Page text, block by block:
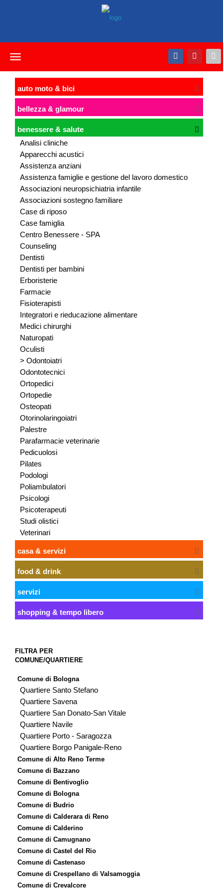
Toggle
auto moto & bici
bellezza & glamour
benessere & salute
Analisi cliniche
Apparecchi acustici
Assistenza anziani
Assistenza famiglie e gestione del lavoro domestico
Associazioni neuropsichiatria infantile
Associazioni sostegno familiare
Case di riposo
Case famiglia
Centro Benessere - SPA
Counseling
Dentisti
Dentisti per bambini
Erboristerie
Farmacie
Fisioterapisti
Integratori e rieducazione alimentare
Medici chirurghi
Naturopati
Oculisti
> Odontoiatri
Odontotecnici
Ortopedici
Ortopedie
Osteopati
Otorinolaringoiatri
Palestre
Parafarmacie veterinarie
Pedicuolosi
Pilates
Podologi
Poliambulatori
Psicologi
Psicoterapeuti
Studi olistici
Veterinari
casa & servizi
food & drink
servizi
shopping & tempo libero
FILTRA PER
COMUNE/QUARTIERE
Comune di Bologna
Quartiere Santo Stefano
Quartiere Savena
Quartiere San Donato-San Vitale
Quartiere Navile
Quartiere Porto - Saragozza
Quartiere Borgo Panigale-Reno
Comune di Alto Reno Terme
Comune di Bazzano
Comune di Bentivoglio
Comune di Bologna
Comune di Budrio
Comune di Calderara di Reno
Comune di Calderino
Comune di Camugnano
Comune di Castel del Rio
Comune di Castenaso
Comune di Crespellano di Valsamoggia
Comune di Crevalcore